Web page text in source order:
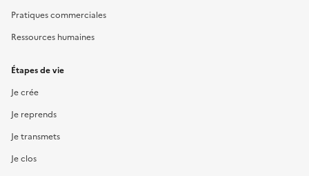
Pratiques commerciales
Ressources humaines
Étapes de vie
Je crée
Je reprends
Je transmets
Je clos